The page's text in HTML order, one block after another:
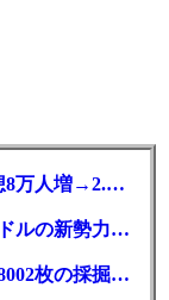
【今日のマクロ経済】米7月雇用「予想8万人増→2.3万人減」で利上げ観測後退
仮想通貨ETFの裏側に変化、1日100億ドルの新勢力がSEC登録
ビットコイン購入の原資は増資？保有8002枚の採掘企業の実態とは